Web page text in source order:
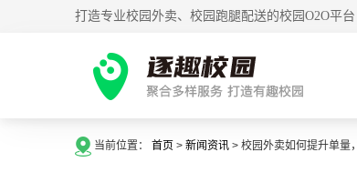
打造专业校园外卖、校园跑腿配送的校园O2O平台
当前位置： 首页 > 新闻资讯 > 校园外卖如何提升单量